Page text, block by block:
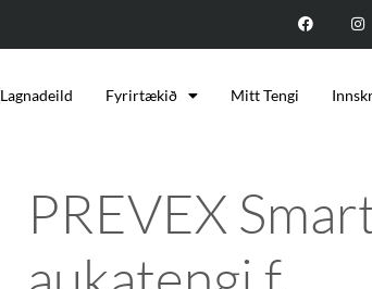
Lagnadeild Fyrirtækið Mitt Tengi
PREVEX